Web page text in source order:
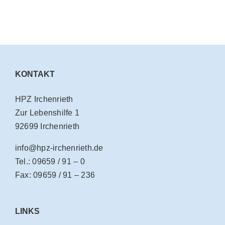
KONTAKT
HPZ Irchenrieth
Zur Lebenshilfe 1
92699 Irchenrieth
info@hpz-irchenrieth.de
Tel.: 09659 / 91 – 0
Fax: 09659 / 91 – 236
LINKS